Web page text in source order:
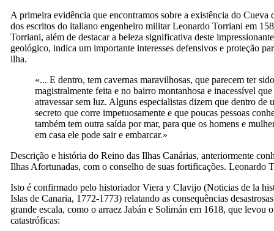
A primeira evidência que encontramos sobre a existência do Cueva
dos escritos do italiano engenheiro militarLeonardo Torriani em
Torriani, além de destacar a beleza significativa deste
geológico, indica um importante interesses defensivos e proteção
ilha.
«... E dentro, tem cavernas maravilhosas, que parecem ter sido
magistralmente feita e no bairro montanhosa e inacessível
atravessar sem luz. Alguns especialistas dizem que dentro de
secreto que corre impetuosamente e que poucas pessoas
também tem outra saída por mar, para que os homens e
em casa ele pode sair e embarcar.»
Descrição e história do Reino das Ilhas Canárias, anteriormente
Ilhas Afortunadas, com o conselho de suas fortificações. Leonardo
Isto é confirmado pelo historiadorViera y Clavijo (Noticias de la
Islas de Canaria, 1772-1773) relatando as consequências
grande escala, como o arraez Jabán e Solimán em 1618, que levou
catastróficas: